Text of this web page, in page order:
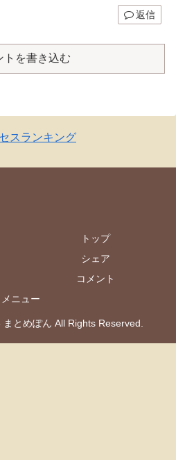
返信
トを書き込む
トップ
シェア
コメント
メニュー
とめぽん All Rights Reserved.